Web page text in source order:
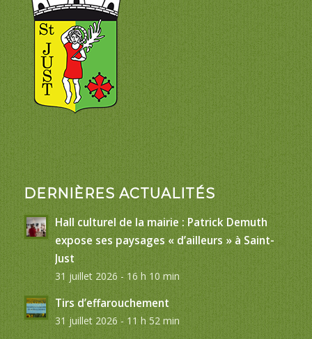
DERNIÈRES ACTUALITÉS
Hall culturel de la mairie : Patrick Demuth
expose ses paysages « d’ailleurs » à Saint-
Just
31 juillet 2026 - 16 h 10 min
Tirs d’effarouchement
31 juillet 2026 - 11 h 52 min